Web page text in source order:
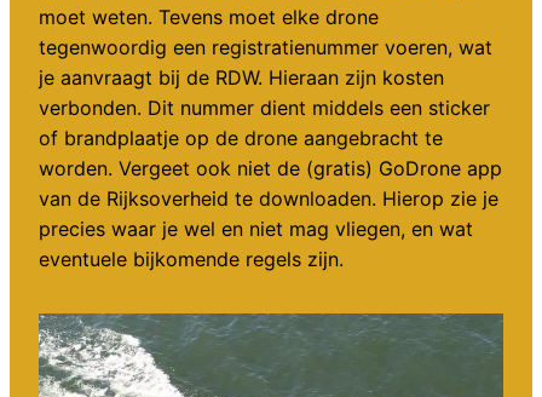
moet weten. Tevens moet elke drone
tegenwoordig een registratienummer voeren, wat
je aanvraagt bij de RDW. Hieraan zijn kosten
verbonden. Dit nummer dient middels een sticker
of brandplaatje op de drone aangebracht te
worden. Vergeet ook niet de (gratis) GoDrone app
van de Rijksoverheid te downloaden. Hierop zie je
precies waar je wel en niet mag vliegen, en wat
eventuele bijkomende regels zijn.